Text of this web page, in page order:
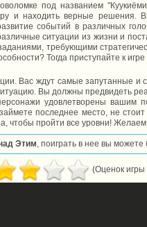
под названием
и находить верные решения.
событий в различных
ситуации из жизни и
требующими
Тогда приступайте к
Вас ждут самые запутанные и
Вы должны предвидеть
удовлетворены вашим
последнее место, не
чтобы пройти все уровни!
Этим, поиграть в нее вы
(Оценок игры